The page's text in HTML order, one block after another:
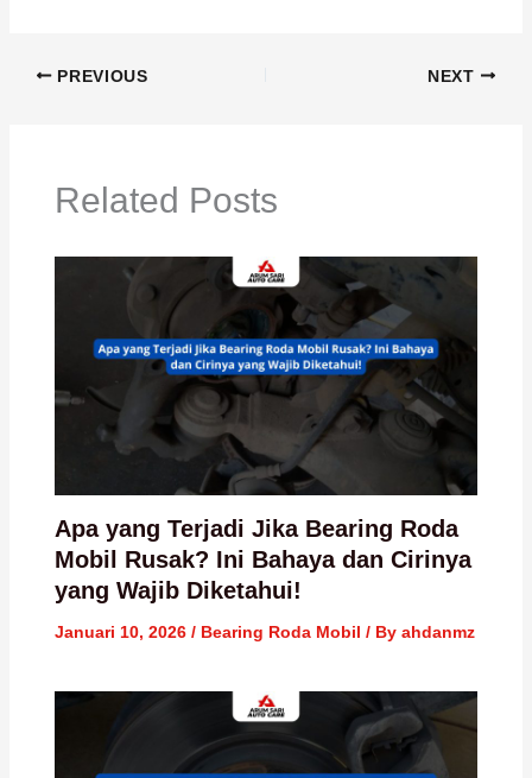
PREVIOUS NEXT
Related Posts
Apa yang Terjadi Jika Bearing Roda
Mobil Rusak? Ini Bahaya dan Cirinya
yang Wajib Diketahui!
Januari 10, 2026 / Bearing Roda Mobil / By ahdanmz